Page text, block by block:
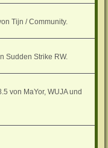
Tijn / Community.
Sudden Strike RW.
von MaYor, WUJA und